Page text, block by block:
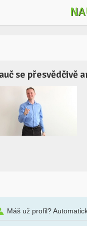
se přesvědčivě
Máš už profil?